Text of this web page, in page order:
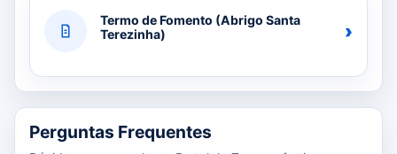
Termo de Fomento (Abrigo Santa
Terezinha)
›
Perguntas Frequentes